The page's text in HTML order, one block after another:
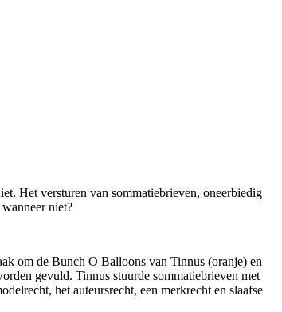
Het versturen van sommatiebrieven, oneerbiedig
niet?
om de Bunch O Balloons van Tinnus (oranje) en
gevuld. Tinnus stuurde sommatiebrieven met
het auteursrecht, een merkrecht en slaafse